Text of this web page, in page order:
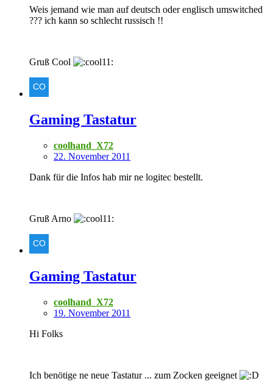
Weis jemand wie man auf deutsch oder englisch umswitched
??? ich kann so schlecht russisch !!
Gruß Cool
Gaming Tastatur
coolhand_X72
22. November 2011
Dank für die Infos hab mir ne logitec bestellt.
Gruß Arno
Gaming Tastatur
coolhand_X72
19. November 2011
Hi Folks
Ich benötige ne neue Tastatur ... zum Zocken geeignet